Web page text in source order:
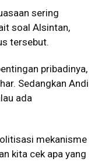
sering
soal Alsintan,
tersebut.
pribadinya,
Sedangkan Andi
ada
mekanisme
kita cek apa yang